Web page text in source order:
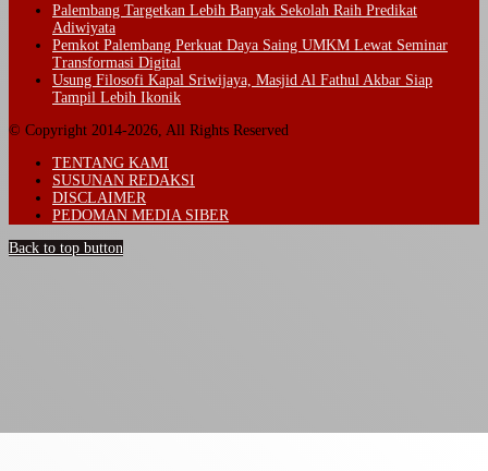
Palembang Targetkan Lebih Banyak Sekolah Raih Predikat
Adiwiyata
Pemkot Palembang Perkuat Daya Saing UMKM Lewat Seminar
Transformasi Digital
Usung Filosofi Kapal Sriwijaya, Masjid Al Fathul Akbar Siap
Tampil Lebih Ikonik
© Copyright 2014-2026, All Rights Reserved
TENTANG KAMI
SUSUNAN REDAKSI
DISCLAIMER
PEDOMAN MEDIA SIBER
Back to top button